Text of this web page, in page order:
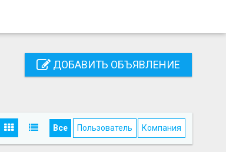
ДОБАВИТЬ ОБЪЯВЛЕНИЕ
Все Пользователь Компания